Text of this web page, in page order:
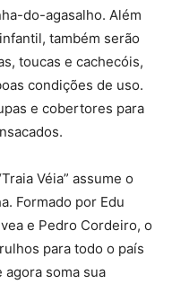
do-agasalho. Além
também serão
toucas e cachecóis,
condições de uso.
e cobertores para
Véia” assume o
Formado por Edu
e Pedro Cordeiro, o
para todo o país
soma sua